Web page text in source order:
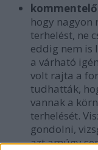
kommentelő
hogy nagyon
terhelést, ne
eddig nem is
a várható
volt rajta a
tudhatták,
vannak a
terhelését.
gondolni,
azt amúgy